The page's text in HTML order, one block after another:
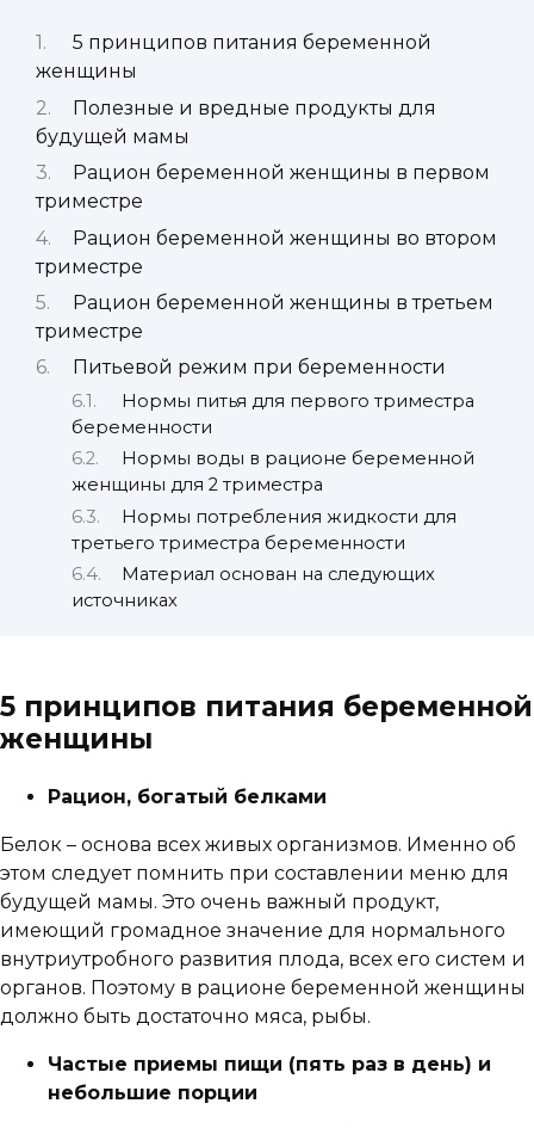
5 принципов питания беременной
женщины
Полезные и вредные продукты для
будущей мамы
Рацион беременной женщины в первом
триместре
Рацион беременной женщины во втором
триместре
Рацион беременной женщины в третьем
триместре
Питьевой режим при беременности
Нормы питья для первого триместра
беременности
Нормы воды в рационе беременной
женщины для 2 триместра
Нормы потребления жидкости для
третьего триместра беременности
Материал основан на следующих
источниках
5 принципов питания беременной
женщины
Рацион, богатый белками
Белок – основа всех живых организмов. Именно об
этом следует помнить при составлении меню для
будущей мамы. Это очень важный продукт,
имеющий громадное значение для нормального
внутриутробного развития плода, всех его систем и
органов. Поэтому в рационе беременной женщины
должно быть достаточно мяса, рыбы.
Частые приемы пищи (пять раз в день) и
небольшие порции